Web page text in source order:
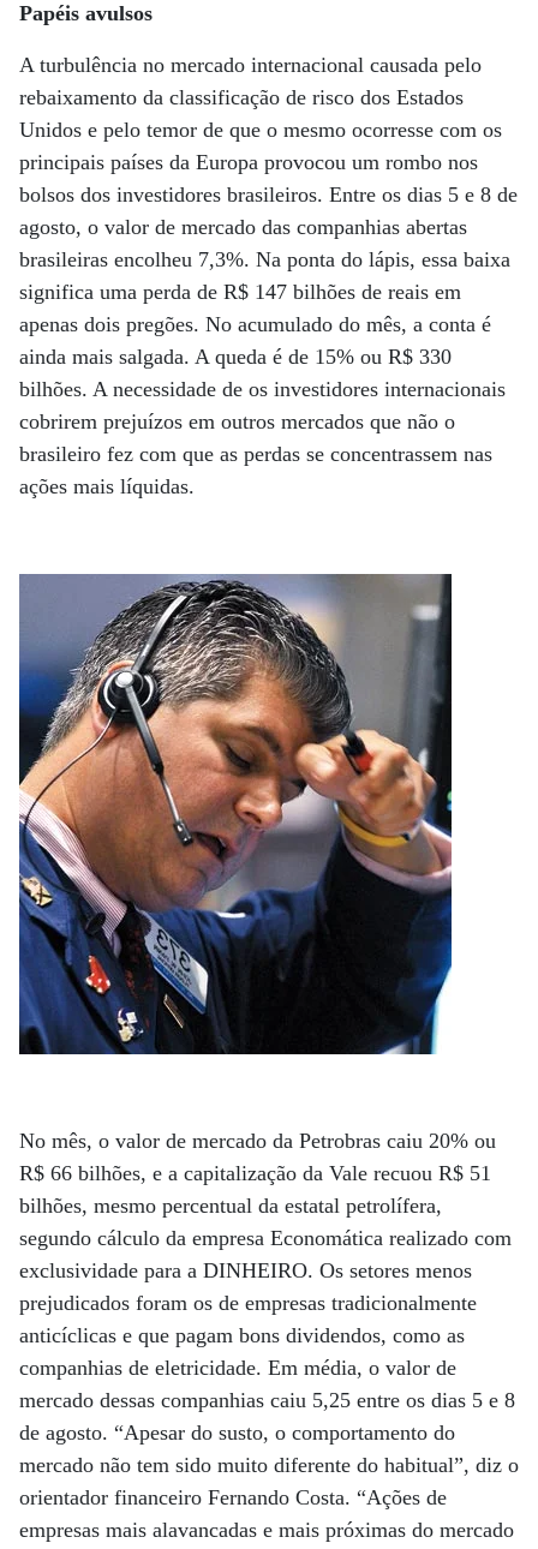
Papéis avulsos
A turbulência no mercado internacional causada pelo
rebaixamento da classificação de risco dos Estados
Unidos e pelo temor de que o mesmo ocorresse com os
principais países da Europa provocou um rombo nos
bolsos dos investidores brasileiros. Entre os dias 5 e 8 de
agosto, o valor de mercado das companhias abertas
brasileiras encolheu 7,3%. Na ponta do lápis, essa baixa
significa uma perda de R$ 147 bilhões de reais em
apenas dois pregões. No acumulado do mês, a conta é
ainda mais salgada. A queda é de 15% ou R$ 330
bilhões. A necessidade de os investidores internacionais
cobrirem prejuízos em outros mercados que não o
brasileiro fez com que as perdas se concentrassem nas
ações mais líquidas.
No mês, o valor de mercado da Petrobras caiu 20% ou
R$ 66 bilhões, e a capitalização da Vale recuou R$ 51
bilhões, mesmo percentual da estatal petrolífera,
segundo cálculo da empresa Economática realizado com
exclusividade para a DINHEIRO. Os setores menos
prejudicados foram os de empresas tradicionalmente
anticíclicas e que pagam bons dividendos, como as
companhias de eletricidade. Em média, o valor de
mercado dessas companhias caiu 5,25 entre os dias 5 e 8
de agosto. “Apesar do susto, o comportamento do
mercado não tem sido muito diferente do habitual”, diz o
orientador financeiro Fernando Costa. “Ações de
empresas mais alavancadas e mais próximas do mercado